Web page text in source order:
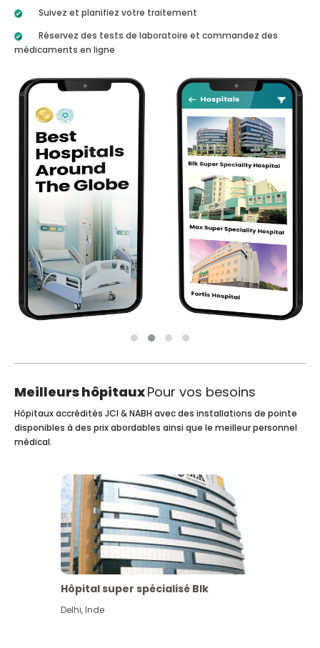
Suivez et planifiez votre traitement
Réservez des tests de laboratoire et commandez des
médicaments en ligne
Meilleurs hôpitauxPour vos besoins
Hôpitaux accrédités JCI & NABH avec des installations de pointe
disponibles à des prix abordables ainsi que le meilleur personnel
médical.
Hôpital super spécialisé Blk
Delhi,Inde